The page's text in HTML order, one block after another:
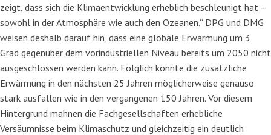
zeigt, dass sich die Klimaentwicklung erheblich beschleunigt hat –
sowohl in der Atmosphäre wie auch den Ozeanen.“ DPG und DMG
weisen deshalb darauf hin, dass eine globale Erwärmung um 3
Grad gegenüber dem vorindustriellen Niveau bereits um 2050 nicht
ausgeschlossen werden kann. Folglich könnte die zusätzliche
Erwärmung in den nächsten 25 Jahren möglicherweise genauso
stark ausfallen wie in den vergangenen 150 Jahren. Vor diesem
Hintergrund mahnen die Fachgesellschaften erhebliche
Versäumnisse beim Klimaschutz und gleichzeitig ein deutlich